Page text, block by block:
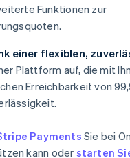
Funktionen zur
einer flexiblen,
Plattform auf, die mit
Erreichbarkeit von
Payments Sie bei
kann oder starten